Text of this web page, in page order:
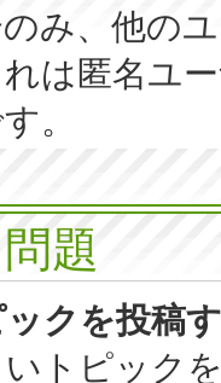
み、他の
は匿名ユ
。
題
クを投稿
トピック